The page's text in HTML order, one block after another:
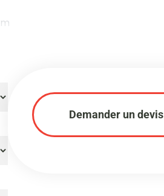
Demander un devis